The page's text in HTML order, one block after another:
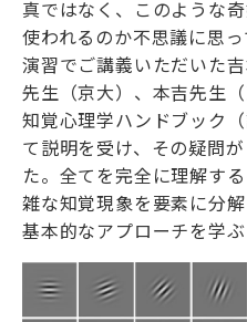
真ではなく、このような
使われるのか不思議に思
演習でご講義いただいた
先生（京大）、本吉先生
知覚心理学ハンドブック
て説明を受け、その疑問
た。全てを完全に理解す
雑な知覚現象を要素に分
基本的なアプローチを学ぶ